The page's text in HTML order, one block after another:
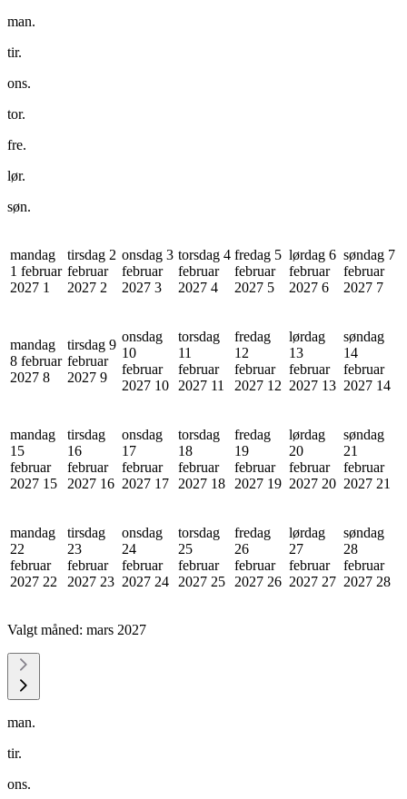
man.
tir.
ons.
tor.
fre.
lør.
søn.
mandag
1 februar
2027 1
tirsdag 2
februar
2027 2
onsdag 3
februar
2027 3
torsdag 4
februar
2027 4
fredag 5
februar
2027 5
lørdag 6
februar
2027 6
søndag 7
februar
2027 7
mandag
8 februar
2027 8
tirsdag 9
februar
2027 9
onsdag
10
februar
2027 10
torsdag
11
februar
2027 11
fredag
12
februar
2027 12
lørdag
13
februar
2027 13
søndag
14
februar
2027 14
mandag
15
februar
2027 15
tirsdag
16
februar
2027 16
onsdag
17
februar
2027 17
torsdag
18
februar
2027 18
fredag
19
februar
2027 19
lørdag
20
februar
2027 20
søndag
21
februar
2027 21
mandag
22
februar
2027 22
tirsdag
23
februar
2027 23
onsdag
24
februar
2027 24
torsdag
25
februar
2027 25
fredag
26
februar
2027 26
lørdag
27
februar
2027 27
søndag
28
februar
2027 28
Valgt måned: mars 2027
man.
tir.
ons.